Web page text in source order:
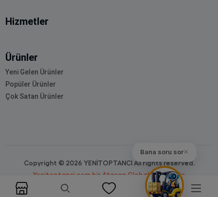
Bana soru sor✕
Hizmetler
Ürünler
Yeni Gelen Ürünler
Popüler Ürünler
Çok Satan Ürünler
Copyright © 2026 YENİTOPTANCI All rights reserved.
Yenitoptanci.com bir Atasan Global markasıdır.